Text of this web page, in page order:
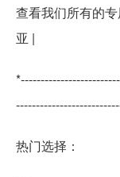
查看我们所有的
亚 |
热门选择：